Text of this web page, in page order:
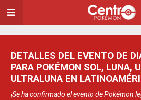
DETALLES DEL EVENTO DE
PARA POKÉMON SOL, LUNA,
ULTRALUNA EN
¡Se ha confirmado el evento de Pokémon